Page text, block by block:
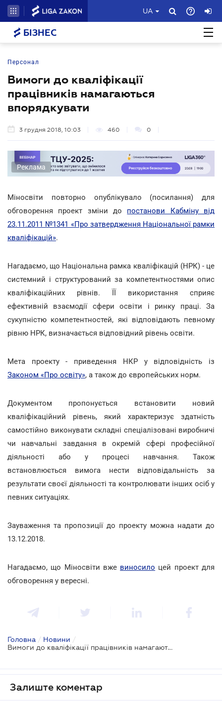
UA
БІЗНЕС
Персонал
Вимоги до кваліфікації
працівників намагаються
впорядкувати
3 грудня 2018, 10:03 460 0
Реклама
Міносвіти повторно опублікувало (посилання) для
обговорення проект зміни до постанови Кабміну від
23.11.2011 №1341 «Про затвердження Національної рамки
кваліфікацій».
Нагадаємо, що Національна рамка кваліфікацій (НРК) - це
системний і структурований за компетентностями опис
кваліфікаційних рівнів. ЇЇ використання сприяє
ефективній взаємодії сфери освіти і ринку праці. За
сукупністю компетентностей, які відповідають певному
рівню НРК, визначається відповідний рівень освіти.
Мета проекту - приведення НКР у відповідність із
Законом «Про освіту», а також до європейських норм.
Документом пропонується встановити новий
кваліфікаційний рівень, який характеризує здатність
самостійно виконувати складні спеціалізовані виробничі
чи навчальні завдання в окремій сфері професійної
діяльності або у процесі навчання. Також
встановлюється вимога нести відповідальність за
результати своєї діяльності та контролювати інших осіб у
певних ситуаціях.
Зауваження та пропозиції до проекту можна надати до
13.12.2018.
Нагадаємо, що Міносвіти вже виносило цей проект для
обговорення у вересні.
Головна / Новини /
Вимоги до кваліфікації працівників намагаються впорядкувати
Залиште коментар